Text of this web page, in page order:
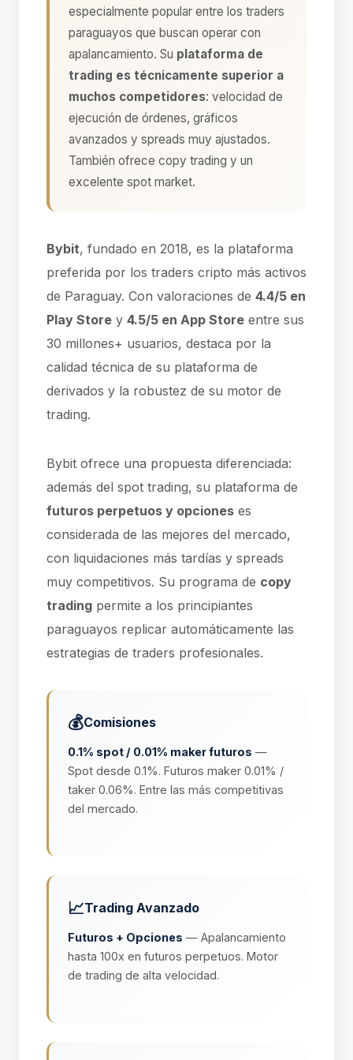
especialmente popular entre los traders
paraguayos que buscan operar con
apalancamiento. Su plataforma de
trading es técnicamente superior a
muchos competidores: velocidad de
ejecución de órdenes, gráficos
avanzados y spreads muy ajustados.
También ofrece copy trading y un
excelente spot market.
Bybit, fundado en 2018, es la plataforma
preferida por los traders cripto más activos
de Paraguay. Con valoraciones de 4.4/5 en
Play Store y 4.5/5 en App Store entre sus
30 millones+ usuarios, destaca por la
calidad técnica de su plataforma de
derivados y la robustez de su motor de
trading.
Bybit ofrece una propuesta diferenciada:
además del spot trading, su plataforma de
futuros perpetuos y opciones es
considerada de las mejores del mercado,
con liquidaciones más tardías y spreads
muy competitivos. Su programa de copy
trading permite a los principiantes
paraguayos replicar automáticamente las
estrategias de traders profesionales.
💰Comisiones
0.1% spot / 0.01% maker futuros —
Spot desde 0.1%. Futuros maker 0.01% /
taker 0.06%. Entre las más competitivas
del mercado.
📈Trading Avanzado
Futuros + Opciones — Apalancamiento
hasta 100x en futuros perpetuos. Motor
de trading de alta velocidad.